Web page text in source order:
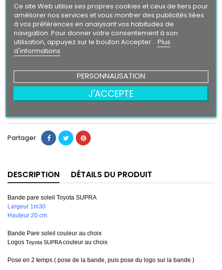
Texte/ Logo
Noir
Blanc RougeBleu Gris JauneVert Rose Gris
Argent
Bleu
Intense
OrangeVioletGold
24,90 €
Ajouter au panier
Partager
DESCRIPTION DÉTAILS DU PRODUIT
Bande pare soleil Toyota SUPRA
Largeur 1m30
Hauteur 20 cm
Bande Pare soleil couleur au choix
Logos Toyota SUPRAcouleur au choix
Pose en 2 temps ( pose de la bande, puis pose du logo sur la bande )
Ce site Web utilise ses propres cookies et ceux de tiers pour
améliorer nos services et vous montrer des publicités liées
à vos préférences en analysant vos habitudes de
navigation. Pour donner votre consentement à son
utilisation, appuyez sur le bouton Accepter. Plus
d'informations
PERSONNALISATION
J'ACCEPTE